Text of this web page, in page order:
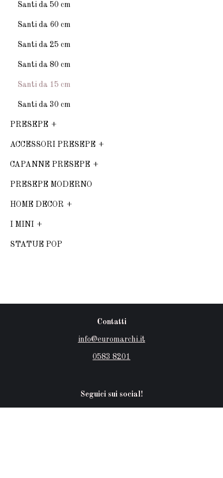
Santi da 50 cm
Santi da 60 cm
Santi da 25 cm
Santi da 80 cm
Santi da 15 cm
Santi da 30 cm
PRESEPE
ACCESSORI PRESEPE
CAPANNE PRESEPE
PRESEPE MODERNO
HOME DECOR
I MINI
STATUE POP
Contatti
info@euromarchi.it
0583 8201
Seguici sui social!